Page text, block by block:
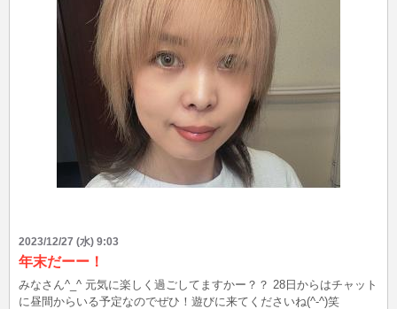
2023/12/27 (水) 9:03
年末だーー！
みなさん^_^ 元気に楽しく過ごしてますかー？？ 28日からはチャット
に昼間からいる予定なのでぜひ！遊びに来てくださいね(^-^)笑